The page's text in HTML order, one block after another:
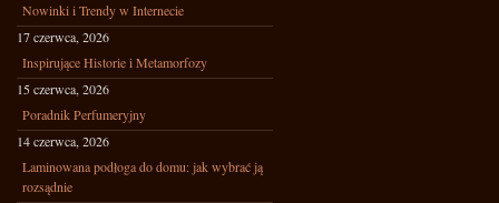
Nowinki i Trendy w Internecie
17 czerwca, 2026
Inspirujące Historie i Metamorfozy
15 czerwca, 2026
Poradnik Perfumeryjny
14 czerwca, 2026
Laminowana podłoga do domu: jak wybrać ją
rozsądnie